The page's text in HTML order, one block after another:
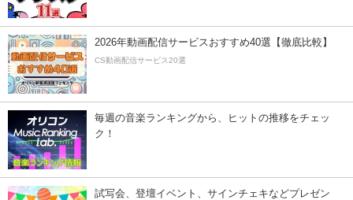
2026年動画配信サービスおすすめ40選【徹底比較】
CS動画配信サービス20選
毎週の音楽ランキングから、ヒットの推移をチェッ
ク！
試写会、登壇イベント、サインチェキなどプレゼン